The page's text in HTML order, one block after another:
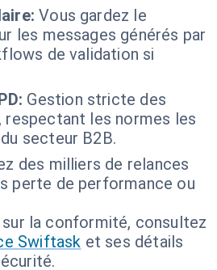
Vous gardez le
les messages générés par
de validation si
Gestion stricte des
respectant les normes les
secteur B2B.
des milliers de relances
perte de performance ou
la conformité, consultez
Swiftask et ses détails